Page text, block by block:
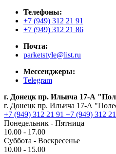
Телефоны:
+7 (949) 312 21 91
+7 (949) 312 21 86
Почта:
parketstyle@list.ru
Мессенджеры:
Telegram
г. Донецк пр. Ильича 17-А
г. Донецк пр. Ильича 17-А
+7 (949) 312 21 91 +7 (949) 312
Понедельник - Пятница
10.00 - 17.00
Суббота - Воскресенье
10.00 - 15.00